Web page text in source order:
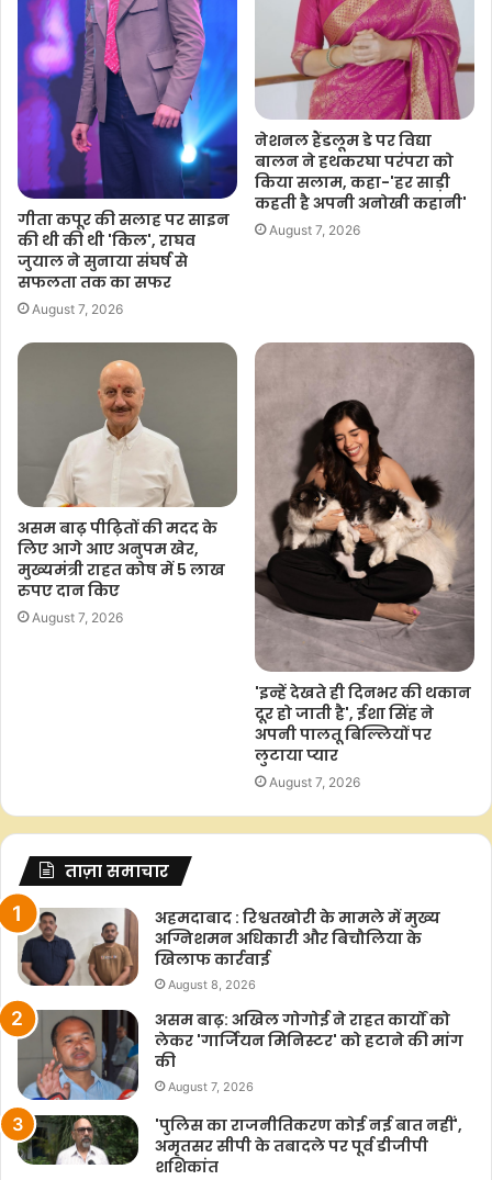
गीता कपूर की सलाह पर साइन
की थी की थी 'किल', राघव
जुयाल ने सुनाया संघर्ष से
सफलता तक का सफर
August 7, 2026
नेशनल हैंडलूम डे पर विद्या
बालन ने हथकरघा परंपरा को
किया सलाम, कहा-'हर साड़ी
कहती है अपनी अनोखी कहानी'
August 7, 2026
असम बाढ़ पीढ़ितों की मदद के
लिए आगे आए अनुपम खेर,
मुख्यमंत्री राहत कोष में 5 लाख
रुपए दान किए
August 7, 2026
'इन्हें देखते ही दिनभर की थकान
दूर हो जाती है', ईशा सिंह ने
अपनी पालतू बिल्लियों पर
लुटाया प्यार
August 7, 2026
ताज़ा समाचार
अहमदाबाद : रिश्वतखोरी के मामले में मुख्य
अग्निशमन अधिकारी और बिचौलिया के
खिलाफ कार्रवाई
August 8, 2026
असम बाढ़: अखिल गोगोई ने राहत कार्यों को
लेकर 'गार्जियन मिनिस्टर' को हटाने की मांग
की
August 7, 2026
'पुलिस का राजनीतिकरण कोई नई बात नहीं',
अमृतसर सीपी के तबादले पर पूर्व डीजीपी
शशिकांत